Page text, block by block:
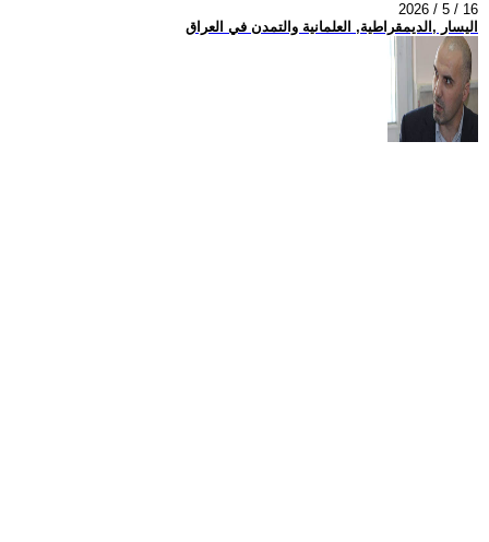
2026 / 5 / 16
اليسار ,الديمقراطية, العلمانية والتمدن في العراق